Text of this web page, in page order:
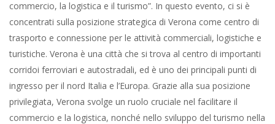
commercio, la logistica e il turismo”. In questo evento, ci si è
concentrati sulla posizione strategica di Verona come centro di
trasporto e connessione per le attività commerciali, logistiche e
turistiche. Verona è una città che si trova al centro di importanti
corridoi ferroviari e autostradali, ed è uno dei principali punti di
ingresso per il nord Italia e l’Europa. Grazie alla sua posizione
privilegiata, Verona svolge un ruolo cruciale nel facilitare il
commercio e la logistica, nonché nello sviluppo del turismo nella